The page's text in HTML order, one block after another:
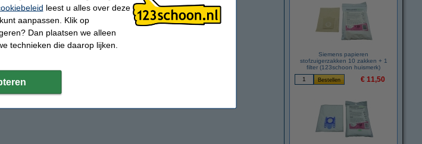
Siemens papieren
stofzuigerzakken 10 zakken + 1
filter (123schoon huismerk)
€ 11,50
leest u alles over deze
aanpassen. Klik op
Dan plaatsen we alleen
technieken die daarop lijken.